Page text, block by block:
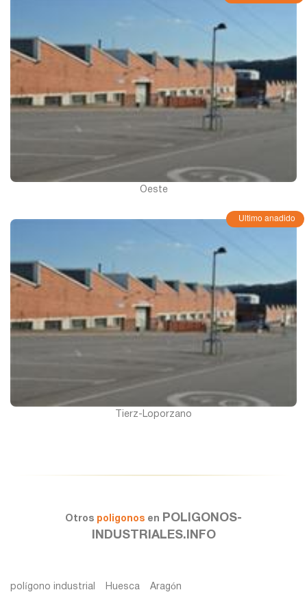
Oeste
Ultimo anadido
Tierz-Loporzano
Otros poligonos en
POLIGONOS-
INDUSTRIALES.INFO
polígono industrial Huesca Aragón